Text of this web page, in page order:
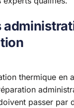
thermique en
passer par